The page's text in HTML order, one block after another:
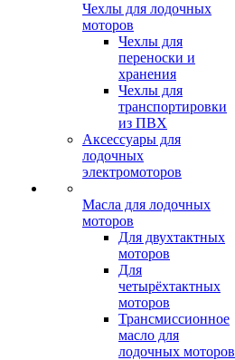
Чехлы для лодочных
моторов
Чехлы для
переноски и
хранения
Чехлы для
транспортировки
из ПВХ
Аксессуары для
лодочных
электромоторов
Масла для лодочных
моторов
Для двухтактных
моторов
Для
четырёхтактных
моторов
Трансмиссионное
масло для
лодочных моторов